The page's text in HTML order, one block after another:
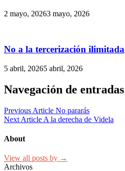
2 mayo, 20263 mayo, 2026
No a la tercerización ilimitada
5 abril, 20265 abril, 2026
Navegación de entradas
Previous Article No pararás
Next Article A la derecha de Videla
About
View all posts by →
Archivos